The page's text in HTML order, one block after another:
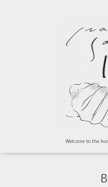
Welcome to the